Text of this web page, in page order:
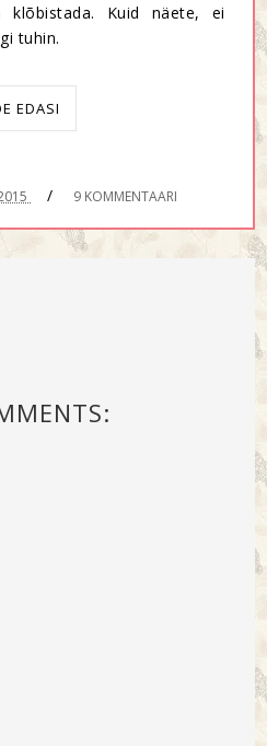
klõbistada. Kuid näete, ei
tuhin.
EDASI
/ 9 KOMMENTAARI